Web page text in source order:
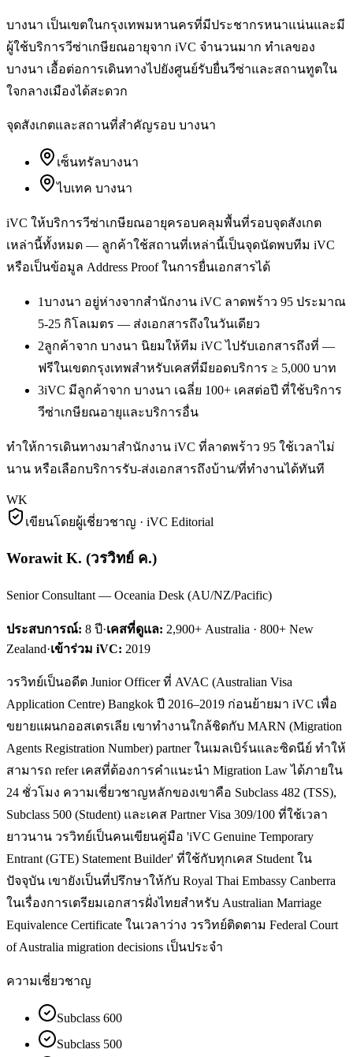
บางนา เป็นเขตในกรุงเทพมหานครที่มีประชากรหนาแน่นและมี
ผู้ใช้บริการวีซ่าเกษียณอายุจาก iVC จำนวนมาก ทำเลของ
บางนา เอื้อต่อการเดินทางไปยังศูนย์รับยื่นวีซ่าและสถานทูตใน
ใจกลางเมืองได้สะดวก
จุดสังเกตและสถานที่สำคัญรอบ บางนา
เซ็นทรัลบางนา
ไบเทค บางนา
iVC ให้บริการวีซ่าเกษียณอายุครอบคลุมพื้นที่รอบจุดสังเกต
เหล่านี้ทั้งหมด — ลูกค้าใช้สถานที่เหล่านี้เป็นจุดนัดพบทีม iVC
หรือเป็นข้อมูล Address Proof ในการยื่นเอกสารได้
1บางนา อยู่ห่างจากสำนักงาน iVC ลาดพร้าว 95 ประมาณ
5-25 กิโลเมตร — ส่งเอกสารถึงในวันเดียว
2ลูกค้าจาก บางนา นิยมให้ทีม iVC ไปรับเอกสารถึงที่ —
ฟรีในเขตกรุงเทพสำหรับเคสที่มียอดบริการ ≥ 5,000 บาท
3iVC มีลูกค้าจาก บางนา เฉลี่ย 100+ เคสต่อปี ที่ใช้บริการ
วีซ่าเกษียณอายุและบริการอื่น
ทำให้การเดินทางมาสำนักงาน iVC ที่ลาดพร้าว 95 ใช้เวลาไม่
นาน หรือเลือกบริการรับ-ส่งเอกสารถึงบ้าน/ที่ทำงานได้ทันที
WK
เขียนโดยผู้เชี่ยวชาญ · iVC Editorial
Worawit K. (วรวิทย์ ค.)
Senior Consultant — Oceania Desk (AU/NZ/Pacific)
ประสบการณ์: 8 ปี·เคสที่ดูแล: 2,900+ Australia · 800+ New
Zealand·เข้าร่วม iVC: 2019
วรวิทย์เป็นอดีต Junior Officer ที่ AVAC (Australian Visa
Application Centre) Bangkok ปี 2016–2019 ก่อนย้ายมา iVC เพื่อ
ขยายแผนกออสเตรเลีย เขาทำงานใกล้ชิดกับ MARN (Migration
Agents Registration Number) partner ในเมลเบิร์นและซิดนีย์ ทำให้
สามารถ refer เคสที่ต้องการคำแนะนำ Migration Law ได้ภายใน
24 ชั่วโมง ความเชี่ยวชาญหลักของเขาคือ Subclass 482 (TSS),
Subclass 500 (Student) และเคส Partner Visa 309/100 ที่ใช้เวลา
ยาวนาน วรวิทย์เป็นคนเขียนคู่มือ 'iVC Genuine Temporary
Entrant (GTE) Statement Builder' ที่ใช้กับทุกเคส Student ใน
ปัจจุบัน เขายังเป็นที่ปรึกษาให้กับ Royal Thai Embassy Canberra
ในเรื่องการเตรียมเอกสารฝั่งไทยสำหรับ Australian Marriage
Equivalence Certificate ในเวลาว่าง วรวิทย์ติดตาม Federal Court
of Australia migration decisions เป็นประจำ
ความเชี่ยวชาญ
Subclass 600
Subclass 500